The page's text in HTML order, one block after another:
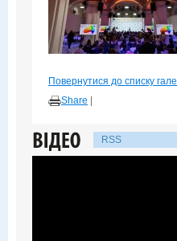
Повернутися до списку
Share
RSS